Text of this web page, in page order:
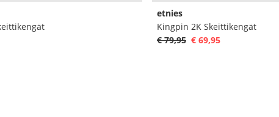
etnies
Kingpin 2K Skeittikengät
€ 79,95 € 69,95